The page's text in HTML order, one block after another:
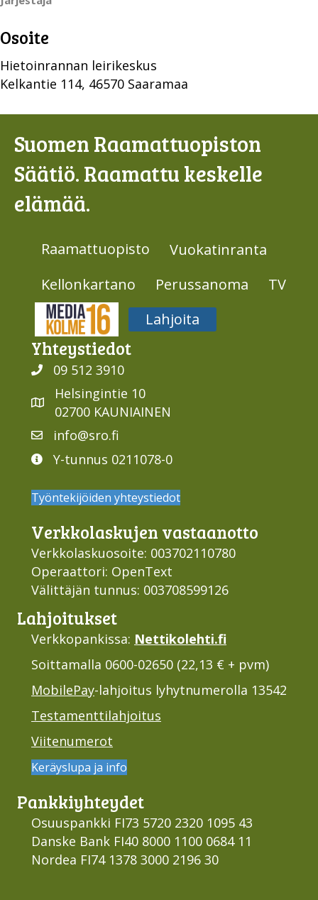
Osoite
Hietoinrannan leirikeskus
Kelkantie 114, 46570 Saaramaa
Suomen Raamattuopiston
Säätiö. Raamattu keskelle
elämää.
Raamattuopisto
Vuokatinranta
Kellonkartano
Perussanoma
TV
Media316
Lahjoita
Yhteys­tiedot
09 512 3910
Helsingintie 10
02700 KAUNIAINEN
info@sro.fi
Y-tunnus 0211078-0
Työntekijöiden yhteystiedot
Verkko­laskujen vastaan­otto
Verkkolaskuosoite: 003702110780
Operaattori: OpenText
Välittäjän tunnus: 003708599126
Lahjoi­tukset
Verkkopankissa: Nettikolehti.fi
Soittamalla 0600-02650 (22,13 € + pvm)
MobilePay-lahjoitus lyhytnumerolla 13542
Testamenttilahjoitus
Viitenumerot
Keräyslupa ja info
Pankki­yhteydet
Osuuspankki FI73 5720 2320 1095 43
Danske Bank FI40 8000 1100 0684 11
Nordea FI74 1378 3000 2196 30